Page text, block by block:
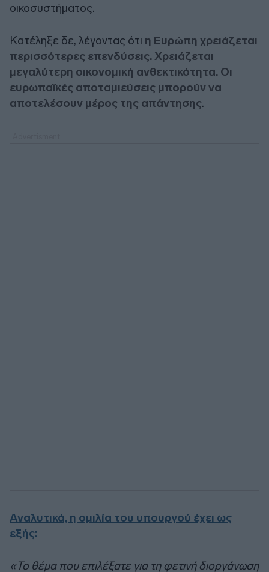
οικοσυστήματος.
Κατέληξε δε, λέγοντας ότι η Ευρώπη χρειάζεται
περισσότερες επενδύσεις. Χρειάζεται
μεγαλύτερη οικονομική ανθεκτικότητα. Οι
ευρωπαϊκές αποταμιεύσεις μπορούν να
αποτελέσουν μέρος της απάντησης.
Αναλυτικά, η ομιλία του υπουργού έχει ως
εξής:
«Το θέμα που επιλέξατε για τη φετινή διοργάνωση